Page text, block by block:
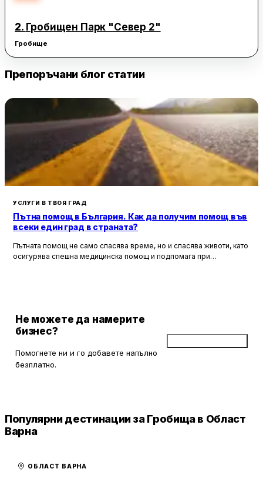
2. Гробищен Парк "Север 2"
Гробище
Препоръчани блог статии
УСЛУГИ В ТВОЯ ГРАД
Пътна помощ в България. Как да получим помощ във
всеки един град в страната?
Пътната помощ не само спасява време, но и спасява животи, като
осигурява спешна медицинска помощ и подпомага при
Не можете да намерите
бизнес?
Помогнете ни и го добавете напълно
безплатно.
Популярни дестинации за Гробища в Област
Варна
ОБЛАСТ ВАРНА